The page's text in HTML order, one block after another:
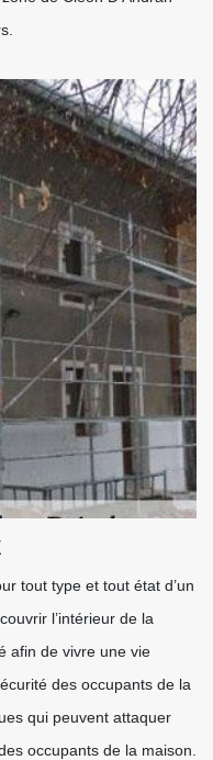
tout type et tout état d’un
l’intérieur de la
afin de vivre une vie
des occupants de la
qui peuvent attaquer
occupants de la maison.